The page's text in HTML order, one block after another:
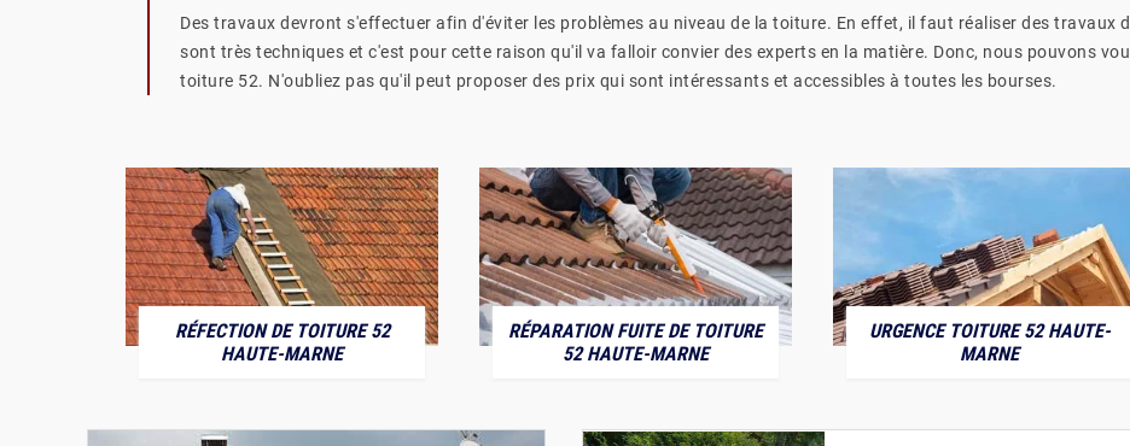
Des travaux devront s'effectuer afin d'éviter les problèmes au niveau de la toiture. En effet, il faut réaliser des travaux
sont très techniques et c'est pour cette raison qu'il va falloir convier des experts en la matière. Donc, nous pouvons
toiture 52. N'oubliez pas qu'il peut proposer des prix qui sont intéressants et accessibles à toutes les bourses.
RÉFECTION DE TOITURE 52
HAUTE-MARNE
RÉPARATION FUITE DE TOITURE
52 HAUTE-MARNE
URGENCE TOITURE 52 HAUTE-
MARNE